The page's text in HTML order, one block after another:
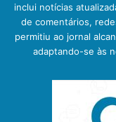
inclui notícias
de comentários,
permitiu ao jornal
adaptando-se às